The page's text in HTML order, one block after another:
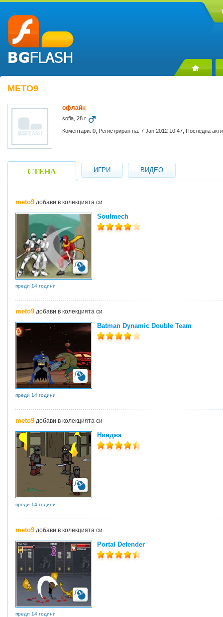
METO9
офлайн
sofia, 28 г.
Коментари: 0, Регистриран на: 7 Jan 2012 10:47, Последна
СТЕНА ИГРИ ВИДЕО
meto9 добави в колекцията си
Soulmech
преди 14 години
meto9 добави в колекцията си
Batman Dynamic Double Team
преди 14 години
meto9 добави в колекцията си
Нинджа
преди 14 години
meto9 добави в колекцията си
Portal Defender
преди 14 години